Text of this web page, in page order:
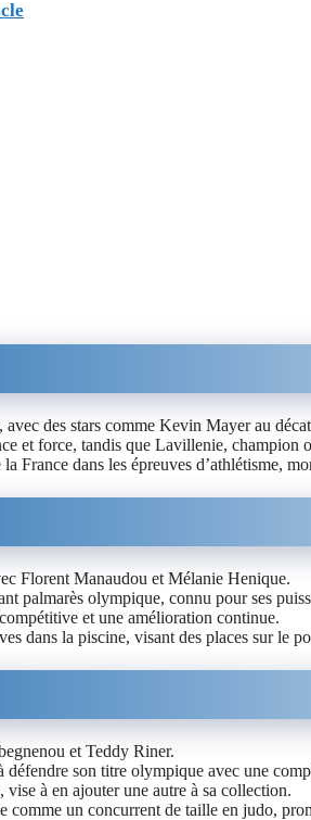
des stars comme Kevin Mayer au
et force, tandis que Lavillenie, champion
France dans les épreuves d’athlétisme,
Florent Manaudou et Mélanie Henique.
palmarès olympique, connu pour ses
et une amélioration continue.
dans la piscine, visant des places sur le
et Teddy Riner.
son titre olympique avec une
à en ajouter une autre à sa collection.
un concurrent de taille en judo,